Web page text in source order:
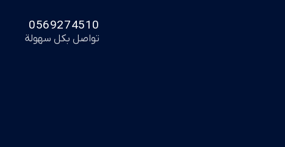
0569274510
تواصل بكل سهولة